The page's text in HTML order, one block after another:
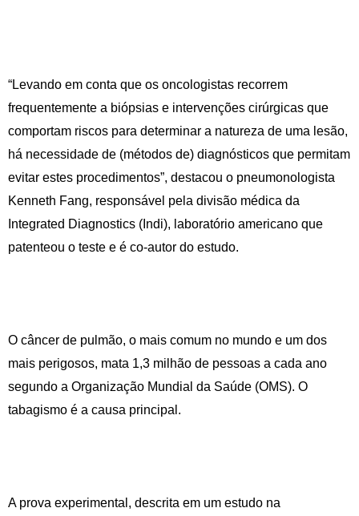
“Levando em conta que os oncologistas recorrem
frequentemente a biópsias e intervenções cirúrgicas que
comportam riscos para determinar a natureza de uma lesão,
há necessidade de (métodos de) diagnósticos que permitam
evitar estes procedimentos”, destacou o pneumonologista
Kenneth Fang, responsável pela divisão médica da
Integrated Diagnostics (Indi), laboratório americano que
patenteou o teste e é co-autor do estudo.
O câncer de pulmão, o mais comum no mundo e um dos
mais perigosos, mata 1,3 milhão de pessoas a cada ano
segundo a Organização Mundial da Saúde (OMS). O
tabagismo é a causa principal.
A prova experimental, descrita em um estudo na